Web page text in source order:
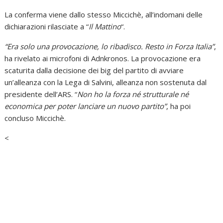
La conferma viene dallo stesso Miccichè, all’indomani delle
dichiarazioni rilasciate a “Il Mattino“.
“Era solo una provocazione, lo ribadisco. Resto in Forza Italia”,
ha rivelato ai microfoni di Adnkronos. La provocazione era
scaturita dalla decisione dei big del partito di avviare
un’alleanza con la Lega di Salvini, alleanza non sostenuta dal
presidente dell’ARS. “Non ho la forza né strutturale né
economica per poter lanciare un nuovo partito”, ha poi
concluso Miccichè.
<